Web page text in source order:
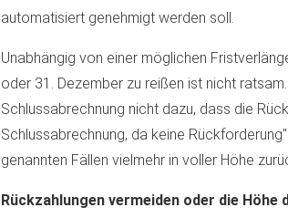
automatisiert genehmigt werden soll.
Unabhängig von einer möglichen
oder 31. Dezember zu reißen ist nicht
Schlussabrechnung nicht dazu, dass die
Schlussabrechnung, da keine
genannten Fällen vielmehr in voller Höhe
Rückzahlungen vermeiden oder die Höhe